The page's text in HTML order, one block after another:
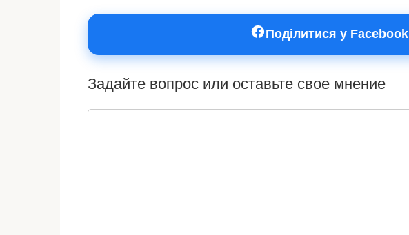
Поділитися у Facebook
Задайте вопрос или оставьте свое мнение